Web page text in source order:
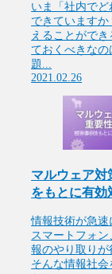
いま「社内で
できています
えることがで
ておくべきな
題...
2021.02.26
マルウェア対
をもとに有効
情報技術が急
スマートフォ
報のやり取りが
そんな情報社